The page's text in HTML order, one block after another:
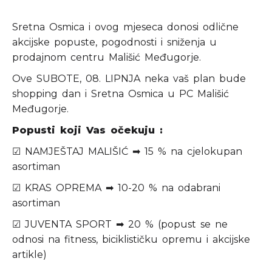
Sretna Osmica i ovog mjeseca donosi odlične
akcijske popuste, pogodnosti i sniženja u
prodajnom centru Mališić Međugorje.
Ove SUBOTE, 08. LIPNJA neka vaš plan bude
shopping dan i Sretna Osmica u PC Mališić
Međugorje.
Popusti koji Vas očekuju :
☑ NAMJEŠTAJ MALIŠIĆ ➡ 15 % na cjelokupan
asortiman
☑ KRAS OPREMA ➡ 10-20 % na odabrani
asortiman
☑ JUVENTA SPORT ➡ 20 % (popust se ne
odnosi na fitness, biciklističku opremu i akcijske
artikle)